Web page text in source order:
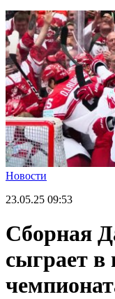
Новости
23.05.25 09:53
Сборная
сыграет в